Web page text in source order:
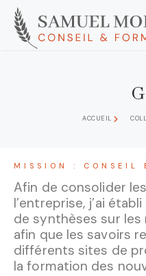
ACCUEIL
MISSION : CONSEIL
Afin de consolider
l’entreprise, j’ai
de synthèses sur
afin que les savoirs
différents sites de
la formation des